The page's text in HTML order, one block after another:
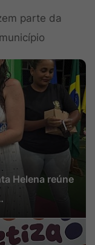
parte da
Helena reúne